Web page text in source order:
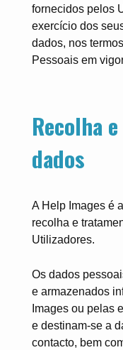
fornecidos pelos
exercício dos
dados, nos
Pessoais em
Recolha
dados
A Help Images é
recolha e
Utilizadores.
Os dados
e armazenados
Images ou pelas
e destinam-se a
contacto, bem